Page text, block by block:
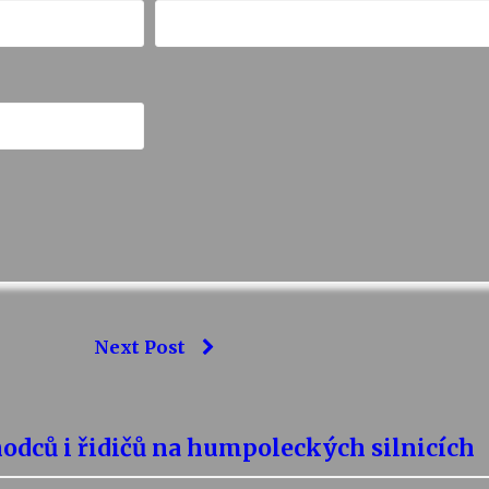
Next Post
i řidičů na humpoleckých silnicích